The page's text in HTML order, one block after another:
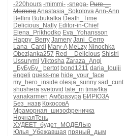
-220hours -mimmi- -snega- Pure-_-
MorningAnastasia_SokolovaAnn-Ann
Bellini Bubukalka Death_Time
Delicious_Natly Editor-in-Chief
Elena_Prikhodko Eva_Yohansson
Happy_Berry Jamery Jani_Cerro
Lana_Cardi Mary-A MeLzy Ninochka
Obezjanka257 Red__Delicious Shistri
Ussurymi Viktosha Zaraza_Angi
_БуБуБу_
bertot bond1211 daria_louiji
engeli guess-me hide_your_face
my_hero_inside olesja_sunny sad_cunt
shushera svetovid tate_m tima4ka
yanakarmen Амбразура БИРЮЗА
Без_назв КокосовА
Мраморная_шизофреничка
НочнаяТень
ХУДЕЕТ_будет_МОДЕЛЬю
Юлья_Убежавшая пряный_дым